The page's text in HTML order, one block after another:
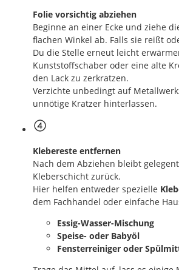
Folie vorsichtig abziehen
Beginne an einer Ecke und ziehe
flachen Winkel ab. Falls sie reißt
Du die Stelle erneut leicht
Kunststoffschaber oder eine alte
den Lack zu zerkratzen.
Verzichte unbedingt auf
unnötige Kratzer hinterlassen.
Klebereste entfernen
Nach dem Abziehen bleibt
Kleberschicht zurück.
Hier helfen entweder spezielle
dem Fachhandel oder einfache
Essig-Wasser-Mischung
Speise- oder Babyöl
Fensterreiniger oder